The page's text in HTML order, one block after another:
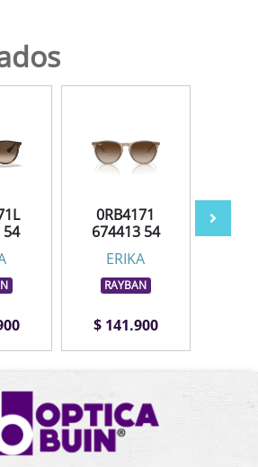
54
0RB4171
674413 54
ERIKA
RAYBAN
$ 141.900